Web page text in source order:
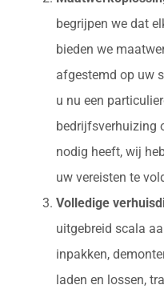
begrijpen we dat
bieden we
afgestemd op uw
u nu een
bedrijfsverhuizing
nodig heeft, wij
uw vereisten te
Volledige
uitgebreid scala
inpakken,
laden en lossen,